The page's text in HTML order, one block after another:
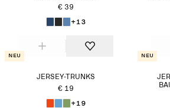
€ 39
+13
Neu
JERSEY-TRUNKS
€ 19
+19
Neu